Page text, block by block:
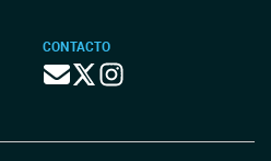
CONTACTO